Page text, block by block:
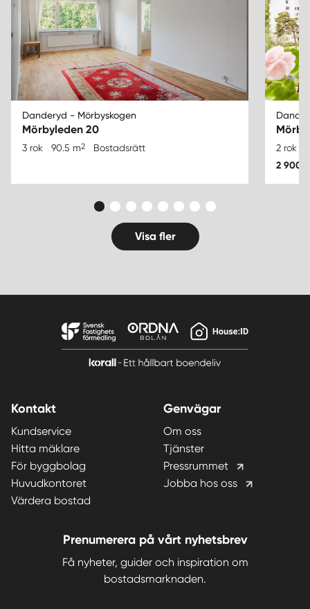
Danderyd - Mörbyskogen
Mörbyleden 20
3 rok 90.5 m2 Bostadsrätt 2 rok
2 900
Visa fler
Kontakt
Kundservice
Hitta mäklare
För byggbolag
Huvudkontoret
Värdera bostad
Genvägar
Om oss
Tjänster
Pressrummet
Jobba hos oss
Prenumerera på vårt nyhetsbrev
Få nyheter, guider och inspiration om
bostadsmarknaden.